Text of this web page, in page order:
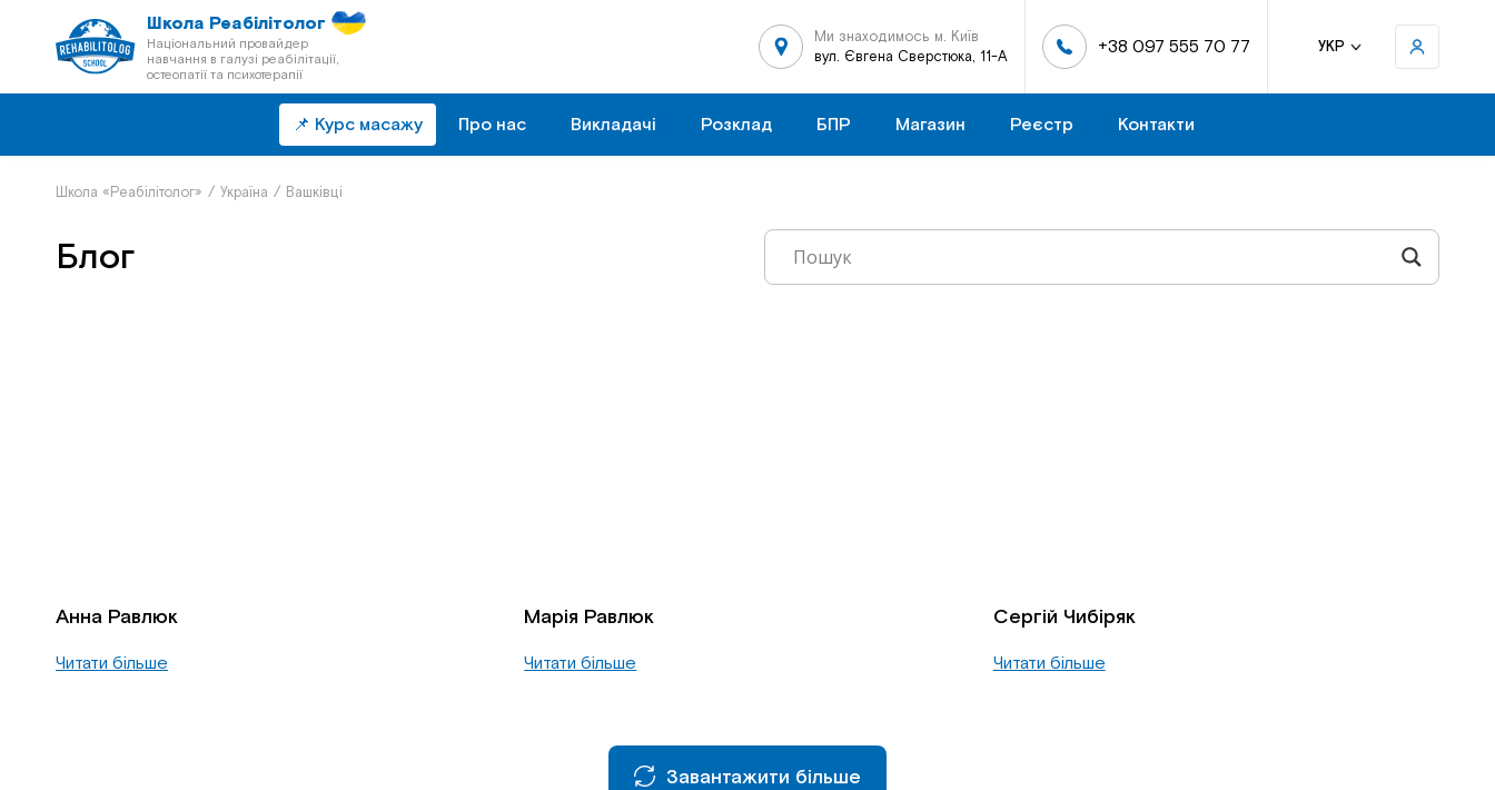
Школа Реабілітолог
Національний провайдер
навчання в галузі реабілітації,
остеопатії та психотерапії
Ми знаходимось м. Київ
вул. Євгена Сверстюка, 11-А
+38 097 555 70 77 УКР
📌 Курс масажу Про нас Викладачі Розклад БПР Магазин Реєстр Контакти
Школа «Реабілітолог» / Україна / Вашківці
Блог
Анна Равлюк
Читати більше
Марія Равлюк
Читати більше
Сергій Чибіряк
Читати більше
Завантажити більше